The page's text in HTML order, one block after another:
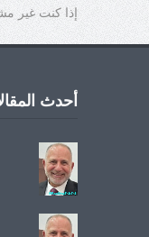
إذا كنت غير
أحدث